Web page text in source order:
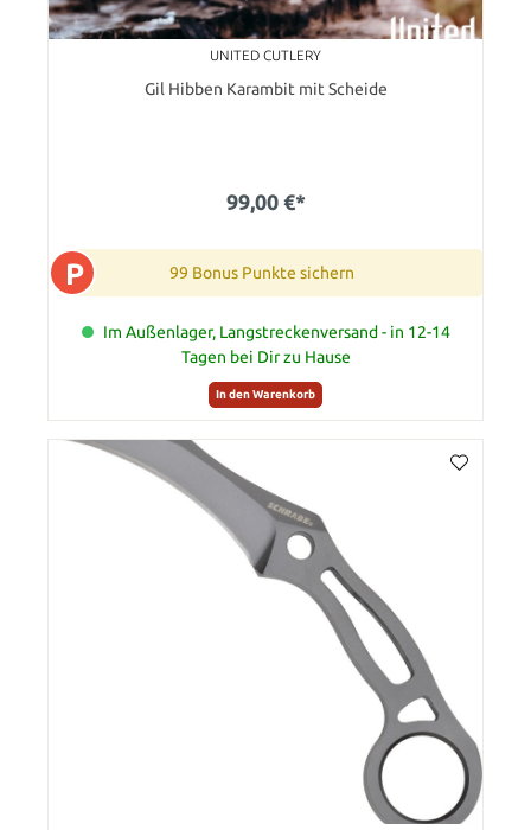
UNITED CUTLERY
Gil Hibben Karambit mit Scheide
99,00 €*
P 99 Bonus Punkte sichern
Im Außenlager, Langstreckenversand - in 12-14
Tagen bei Dir zu Hause
In den Warenkorb